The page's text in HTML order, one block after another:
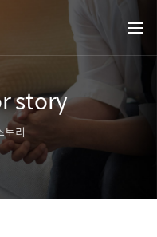
story
토리